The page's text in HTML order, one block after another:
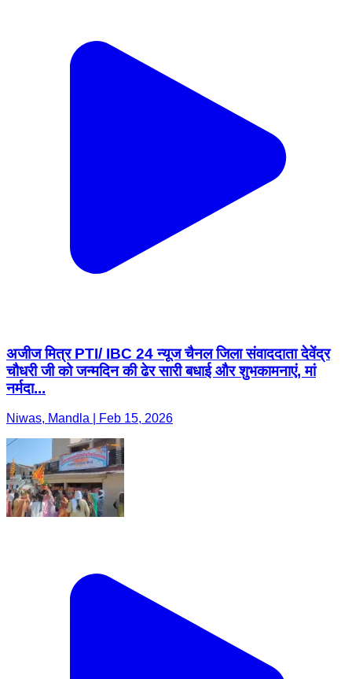
अजीज मित्र PTI/ IBC 24 न्यूज चैनल जिला संवाददाता देवेंद्र
चौधरी जी को जन्मदिन की ढेर सारी बधाई और शुभकामनाएं, मां
नर्मदा...
Niwas, Mandla | Feb 15, 2026